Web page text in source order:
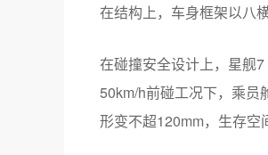
在结构上，车身框架以八
在碰撞安全设计上，星舰
50km/h前碰工况下，乘员
形变不超120mm，生存空